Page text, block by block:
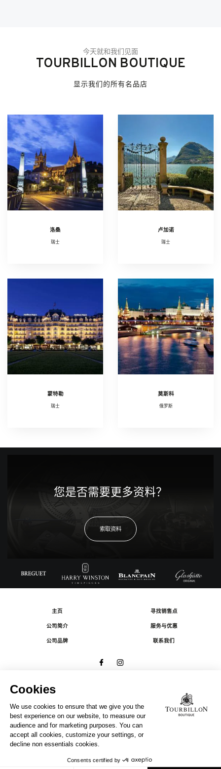
今天就和我们见面
TOURBILLON BOUTIQUE
显示我们的所有名品店
洛桑
瑞士
卢加诺
瑞士
蒙特勒
瑞士
莫斯科
俄罗斯
您是否需要更多资料？
索取资料
主页
公司简介
公司品牌
寻找销售点
服务与优惠
联系我们
A COMPANY OF THE